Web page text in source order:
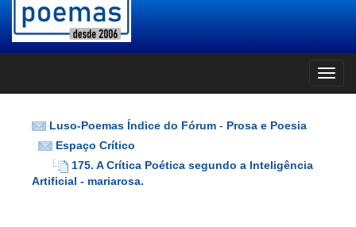
Luso-Poemas Índice do Fórum - Prosa e Poesia
Espaço Crítico
175. A Crítica Poética segundo a Inteligência
Artificial - mariarosa.